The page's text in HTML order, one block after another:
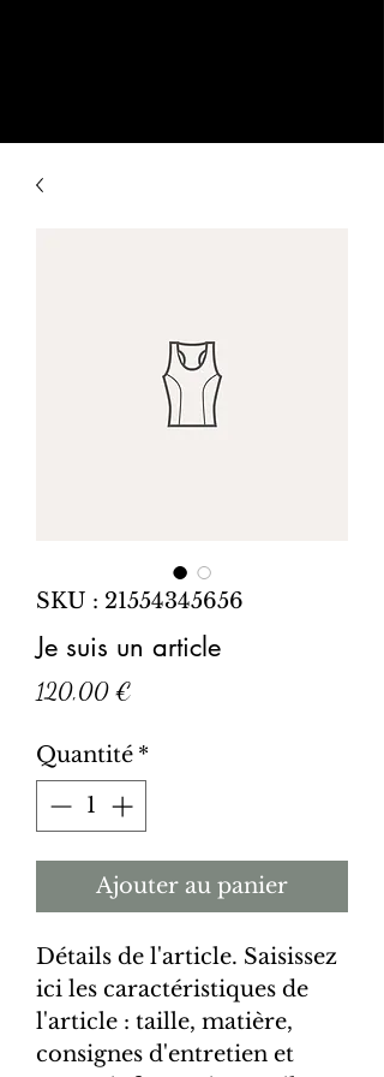
SKU : 21554345656
Je suis un article
120,00 €
Quantité *
Ajouter au panier
Détails de l'article. Saisissez
ici les caractéristiques de
l'article : taille, matière,
consignes d'entretien et